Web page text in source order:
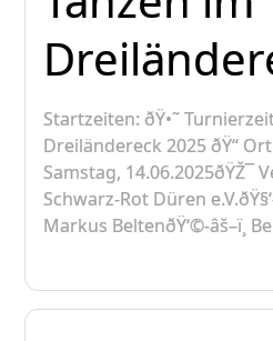
Startzeiten: ðŸ•˜
Dreiländereck 2025 ðŸ“
Samstag, 14.06.2025ðŸŽ¯
Schwarz-Rot Düren
Markus BeltenðŸ‘©-âš–ï¸